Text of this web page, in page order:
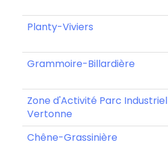
Planty-Viviers
Grammoire-Billardière
Zone d'Activité Parc Industriel
Vertonne
Chêne-Grassinière